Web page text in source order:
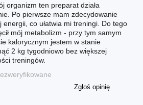
organizm ten preparat działa
Po pierwsze mam zdecydowanie
energii, co ułatwia mi treningi. Do tego
mój metabolizm - przy tym samym
kalorycznym jestem w stanie
2 kg tygodniowo bez większej
treningów.
Zgłoś opinię